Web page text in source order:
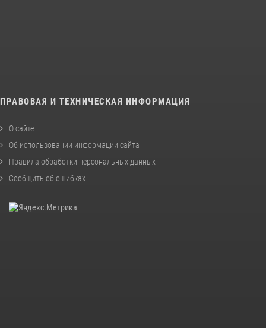
ПРАВОВАЯ И ТЕХНИЧЕСКАЯ ИНФОРМАЦИЯ
О сайте
Об использовании информации сайта
Правила обработки персональных данных
Сообщить об ошибках